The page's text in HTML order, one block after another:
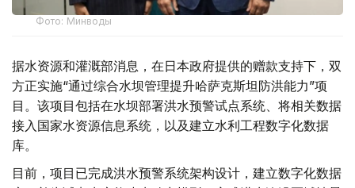
Фото: Минводы
据水资源和灌溉部消息，在日本政府提供的赠款支持下，双
方正实施“通过综合水坝管理提升哈萨克斯坦防洪能力”项
目。该项目包括在水坝部署洪水预警试点系统、将相关数据
接入国家水资源信息系统，以及建立水利工程数字化数据
库。
目前，项目已完成洪水预警系统架构设计，建立数字化数据